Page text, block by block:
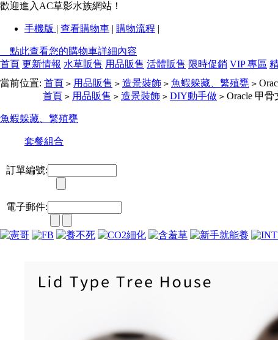
歡迎進入AC草影水族網站！
手機版 | 查看購物車 | 購物流程 |
點此查看您的購物車詳細內容
首頁 更新情報 水草販售 用品販售 活體販售 限時促銷 VIP 專區
當前位置: 首頁 > 用品販售 > 造景裝飾 > 魚蝦躲藏、繁殖甕 >
首頁 > 用品販售 > 造景裝飾 > DIY動手做 > Oracle 甲骨
魚蝦躲藏、繁殖甕
套餐組合
訂單編號:
電子郵件: